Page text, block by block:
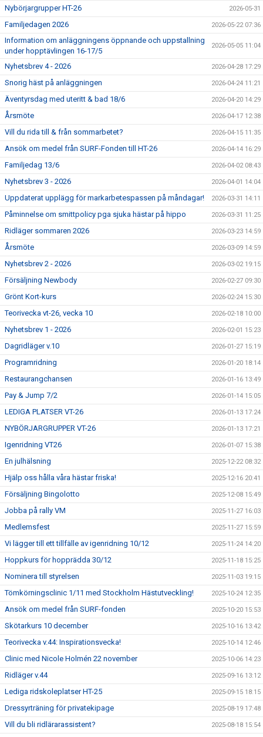
Nybörjargrupper HT-26 2026-05-31
Familjedagen 2026 2026-05-22 07:36
Information om anläggningens öppnande och uppstallning
under hopptävlingen 16-17/5
2026-05-05 11:04
Nyhetsbrev 4 - 2026 2026-04-28 17:29
Snorig häst på anläggningen 2026-04-24 11:21
Äventyrsdag med uteritt & bad 18/6 2026-04-20 14:29
Årsmöte 2026-04-17 12:38
Vill du rida till & från sommarbetet? 2026-04-15 11:35
Ansök om medel från SURF-Fonden till HT-26 2026-04-14 16:29
Familjedag 13/6 2026-04-02 08:43
Nyhetsbrev 3 - 2026 2026-04-01 14:04
Uppdaterat upplägg för markarbetespassen på måndagar! 2026-03-31 14:11
Påminnelse om smittpolicy pga sjuka hästar på hippo 2026-03-31 11:25
Ridläger sommaren 2026 2026-03-23 14:59
Årsmöte 2026-03-09 14:59
Nyhetsbrev 2 - 2026 2026-03-02 19:15
Försäljning Newbody 2026-02-27 09:30
Grönt Kort-kurs 2026-02-24 15:30
Teorivecka vt-26, vecka 10 2026-02-18 10:00
Nyhetsbrev 1 - 2026 2026-02-01 15:23
Dagridläger v.10 2026-01-27 15:19
Programridning 2026-01-20 18:14
Restaurangchansen 2026-01-16 13:49
Pay & Jump 7/2 2026-01-14 15:05
LEDIGA PLATSER VT-26 2026-01-13 17:24
NYBÖRJARGRUPPER VT-26 2026-01-13 17:21
Igenridning VT26 2026-01-07 15:38
En julhälsning 2025-12-22 08:32
Hjälp oss hålla våra hästar friska! 2025-12-16 20:41
Försäljning Bingolotto 2025-12-08 15:49
Jobba på rally VM 2025-11-27 16:03
Medlemsfest 2025-11-27 15:59
Vi lägger till ett tillfälle av igenridning 10/12 2025-11-24 14:20
Hoppkurs för hopprädda 30/12 2025-11-18 15:25
Nominera till styrelsen 2025-11-03 19:15
Tömkörningsclinic 1/11 med Stockholm Hästutveckling! 2025-10-24 12:35
Ansök om medel från SURF-fonden 2025-10-20 15:53
Skötarkurs 10 december 2025-10-16 13:42
Teorivecka v.44: Inspirationsvecka! 2025-10-14 12:46
Clinic med Nicole Holmén 22 november 2025-10-06 14:23
Ridläger v.44 2025-09-16 13:12
Lediga ridskoleplatser HT-25 2025-09-15 18:15
Dressyrträning för privatekipage 2025-08-19 17:48
Vill du bli ridlärarassistent? 2025-08-18 15:54